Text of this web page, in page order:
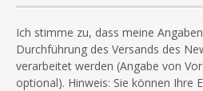
Ich stimme zu, dass meine
Durchführung des Versands des
verarbeitet werden (Angabe von
optional). Hinweis: Sie können Ihre